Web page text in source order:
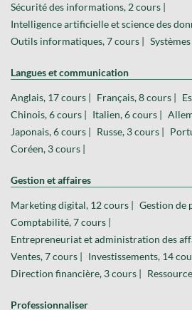
Sécurité des informations, 2 cours |
Intelligence artificielle et science des
Outils informatiques, 7 cours |
Langues et communication
Anglais, 17 cours | Français, 8 cours |
Chinois, 6 cours |
Italien, 6 cours |
Japonais, 6 cours |
Russe, 3 cours |
Coréen, 3 cours |
Gestion et affaires
Marketing digital, 12 cours |
Gestion de
Comptabilité, 7 cours |
Entrepreneuriat et administration des
Ventes, 7 cours |
Investissements, 14
Direction financière, 3 cours |
Professionnaliser